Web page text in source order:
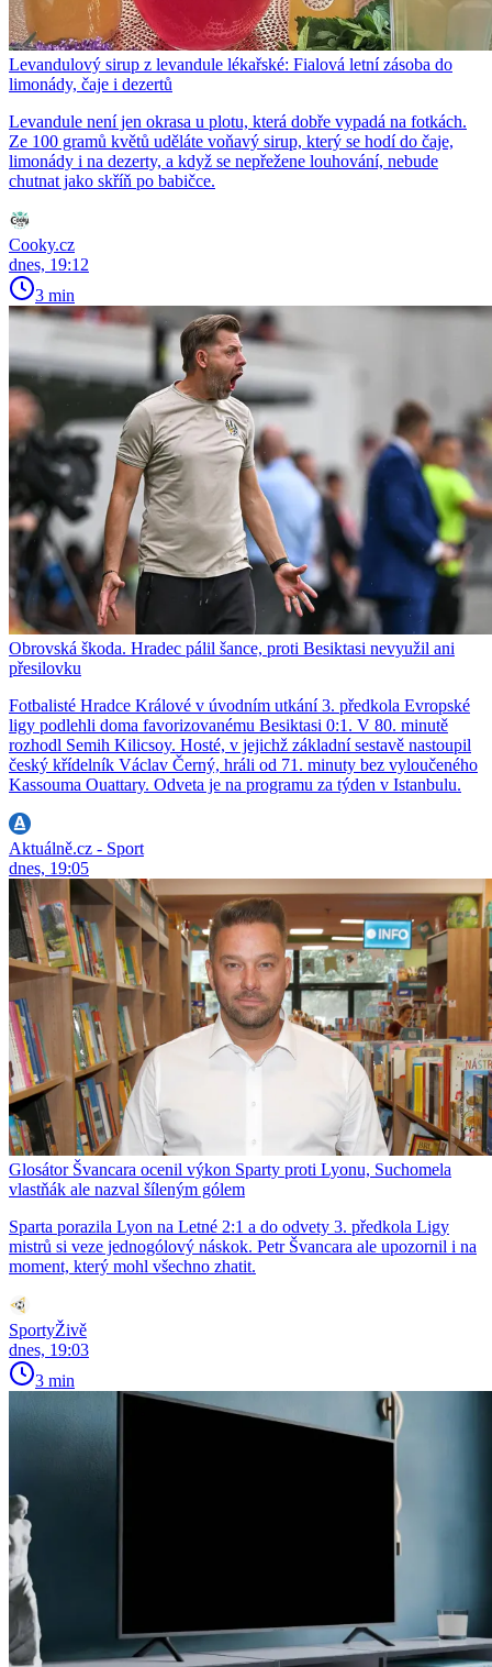
Levandulový sirup z levandule lékařské: Fialová letní zásoba do
limonády, čaje i dezertů
Levandule není jen okrasa u plotu, která dobře vypadá na fotkách.
Ze 100 gramů květů uděláte voňavý sirup, který se hodí do čaje,
limonády i na dezerty, a když se nepřežene louhování, nebude
chutnat jako skříň po babičce.
Cooky.cz
dnes, 19:12
3 min
Obrovská škoda. Hradec pálil šance, proti Besiktasi nevyužil ani
přesilovku
Fotbalisté Hradce Králové v úvodním utkání 3. předkola Evropské
ligy podlehli doma favorizovanému Besiktasi 0:1. V 80. minutě
rozhodl Semih Kilicsoy. Hosté, v jejichž základní sestavě nastoupil
český křídelník Václav Černý, hráli od 71. minuty bez vyloučeného
Kassouma Ouattary. Odveta je na programu za týden v Istanbulu.
Aktuálně.cz - Sport
dnes, 19:05
Glosátor Švancara ocenil výkon Sparty proti Lyonu, Suchomela
vlastňák ale nazval šíleným gólem
Sparta porazila Lyon na Letné 2:1 a do odvety 3. předkola Ligy
mistrů si veze jednogólový náskok. Petr Švancara ale upozornil i na
moment, který mohl všechno zhatit.
SportyŽivě
dnes, 19:03
3 min